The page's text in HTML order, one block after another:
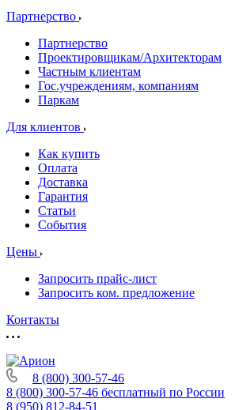
Партнерство
Партнерство
Проектировщикам/Архитекторам
Частным клиентам
Гос.учреждениям, компаниям
Паркам
Для клиентов
Как купить
Оплата
Доставка
Гарантия
Статьи
События
Цены
Запросить прайс-лист
Запросить ком. предложение
Контакты
8 (800) 300-57-46
8 (800) 300-57-46 бесплатный по России
8 (950) 812-84-51